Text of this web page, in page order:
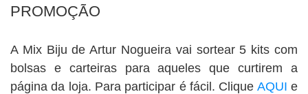
PROMOÇÃO
A Mix Biju de Artur Nogueira vai sortear 5 kits com
bolsas e carteiras para aqueles que curtirem a
página da loja. Para participar é fácil. Clique AQUI e